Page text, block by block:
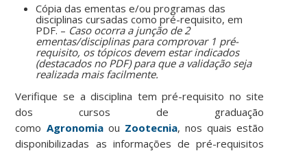
Cópia das ementas e/ou programas das
disciplinas cursadas como pré-requisito, em
PDF. – Caso ocorra a junção de 2
ementas/disciplinas para comprovar 1 pré-
requisito, os tópicos devem estar indicados
(destacados no PDF) para que a validação seja
realizada mais facilmente.
Verifique se a disciplina tem pré-requisito no site
dos cursos de graduação
como Agronomiaou Zootecnia, nos quais estão
disponibilizadas as informações de pré-requisitos